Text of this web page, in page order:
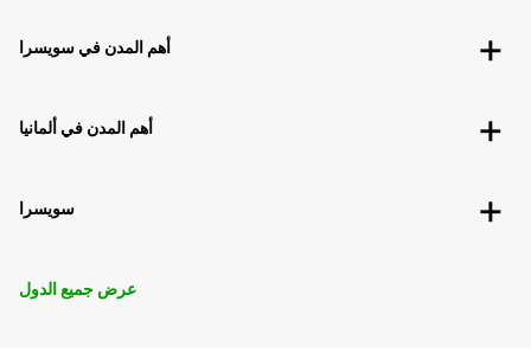
أهم المدن في سويسرا
أهم المدن في ألمانيا
سويسرا
عرض جميع الدول